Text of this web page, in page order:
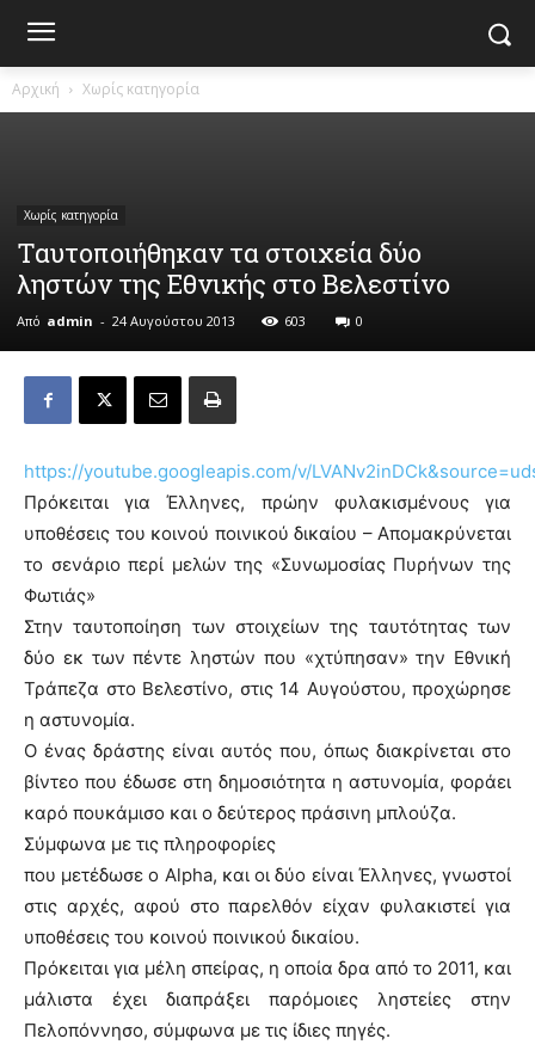
Αρχική Χωρίς κατηγορία
Χωρίς κατηγορία
Ταυτοποιήθηκαν τα στοιχεία δύο
ληστών της Εθνικής στο Βελεστίνο
Από admin - 24 Αυγούστου 2013 603 0
https://youtube.googleapis.com/v/
Πρόκειται για Έλληνες, πρώην φυλακισμένους για
υποθέσεις του κοινού ποινικού δικαίου – Απομακρύνεται
το σενάριο περί μελών της «Συνωμοσίας Πυρήνων της
Φωτιάς»
Στην ταυτοποίηση των στοιχείων της ταυτότητας των
δύο εκ των πέντε ληστών που «χτύπησαν» την Εθνική
Τράπεζα στο Βελεστίνο, στις 14 Αυγούστου, προχώρησε
η αστυνομία.
Ο ένας δράστης είναι αυτός που, όπως διακρίνεται στο
βίντεο που έδωσε στη δημοσιότητα η αστυνομία, φοράει
καρό πουκάμισο και ο δεύτερος πράσινη μπλούζα.
Σύμφωνα με τις πληροφορίες
που μετέδωσε ο Alpha, και οι δύο είναι Έλληνες, γνωστοί
στις αρχές, αφού στο παρελθόν είχαν φυλακιστεί για
υποθέσεις του κοινού ποινικού δικαίου.
Πρόκειται για μέλη σπείρας, η οποία δρα από το 2011, και
μάλιστα έχει διαπράξει παρόμοιες ληστείες στην
Πελοπόννησο, σύμφωνα με τις ίδιες πηγές.